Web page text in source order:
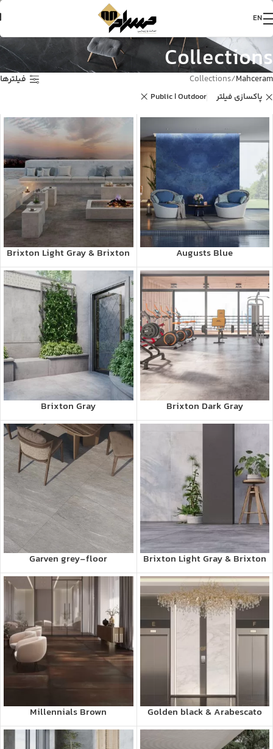
EN
Collections
Mahceram
Collections فیلترها
پاکسازی فیلتر Public | Outdoor
Augusts Blue
Brixton Light Gray & Brixton
Dark Gray
Brixton Dark Gray
Brixton Gray
Brixton Light Gray & Brixton
Gray
Garven grey-floor
Golden black & Arabescato
Millennials Brown